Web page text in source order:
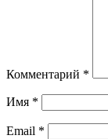
Комментарий *
Имя *
Email *